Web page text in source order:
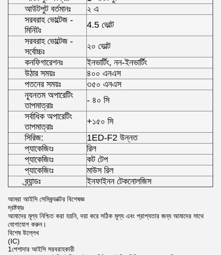
আউটপুট বর্তমানঃ
২ এ
সরবরাহ ভোল্টেজ -
মিনিটঃ
4.5 ভোল্ট
সরবরাহ ভোল্টেজ -
সর্বোচ্চঃ
২০ ভোল্ট
কনফিগারেশনঃ
ইনভার্টিং, নন-ইনভার্টিং
উঠার সময়ঃ
৪০০ এনএস
পতনের সময়ঃ
৩৫০ এনএস
ন্যূনতম অপারেটিং
তাপমাত্রাঃ
- ৪০ সি
সর্বাধিক অপারেটিং
তাপমাত্রাঃ
+১৫০ সি
সিরিজ:
1ED-F2 উন্নত
প্যাকেজিংঃ
রিল
প্যাকেজিংঃ
কট টেপ
প্যাকেজিংঃ
মাউস রিল
ব্র্যান্ডঃ
ইনফাইনন টেকনোলজিস
আমরা আইসি সেমিকন্ডাক্টর বিশেষজ্ঞ
দ্রষ্টব্যঃ
আমাদের মূল্য নিশ্চিত করা হয়নি, দয়া করে সঠিক মূল্য এবং প্রাপ্যতার জন্য আমাদের সাথে
যোগাযোগ করুন।
বিশেষ উল্লেখ
(IC)
1পেশাদার আইসি সরবরাহকারী